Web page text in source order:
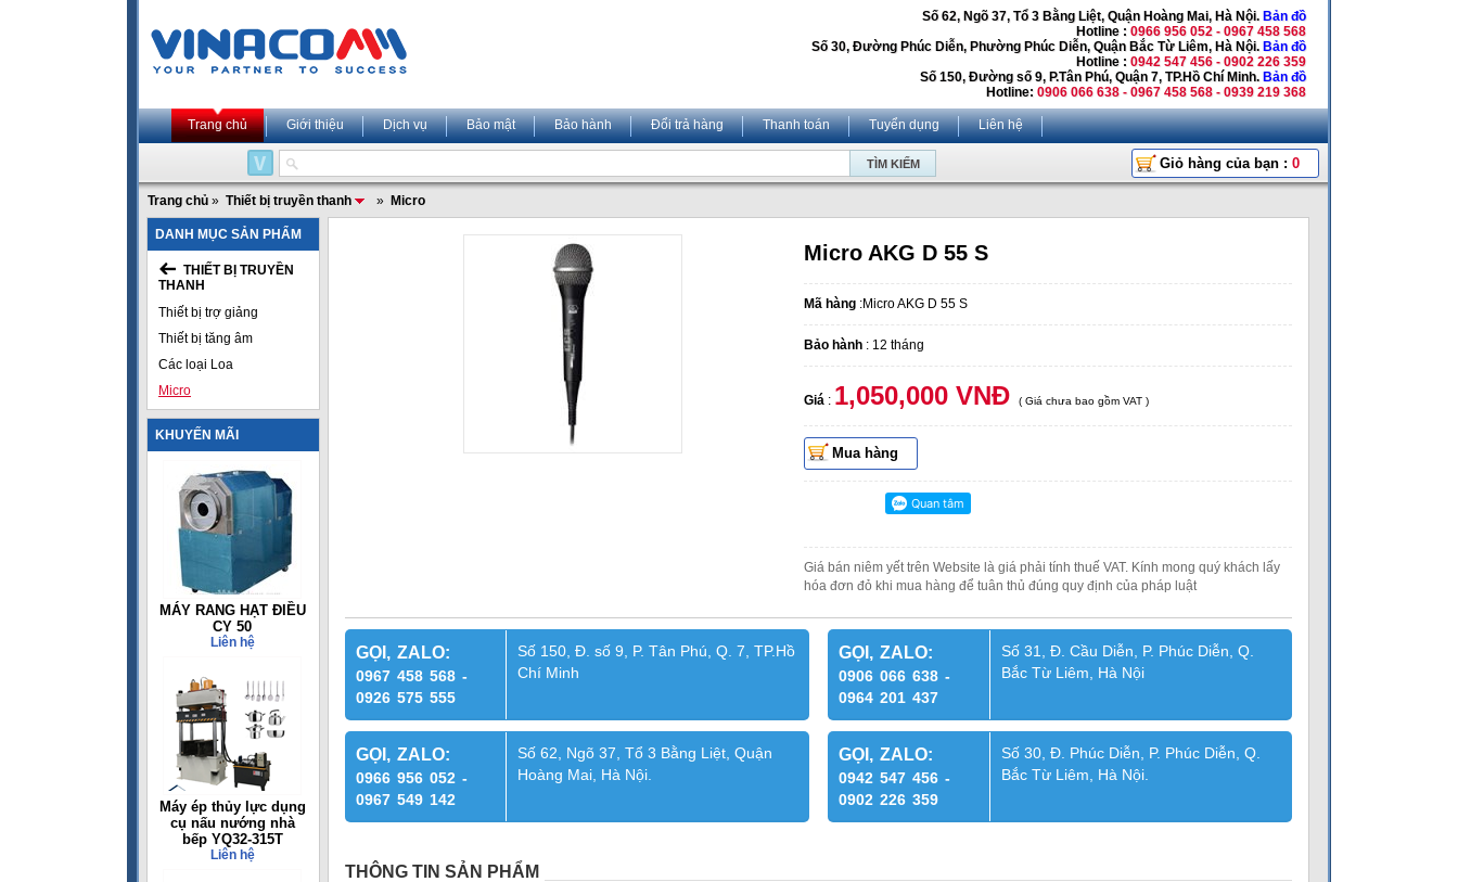
Số 62, Ngõ 37, Tổ 3 Bằng Liệt, Quận Hoàng Mai, Hà Nội. Bản đồ
Hotline : 0966 956 052 - 0967 458 568
Số 30, Đường Phúc Diễn, Phường Phúc Diễn, Quận Bắc Từ Liêm, Hà Nội. Bản đồ
Hotline : 0942 547 456 - 0902 226 359
Số 150, Đường số 9, P.Tân Phú, Quận 7, TP.Hồ Chí Minh. Bản đồ
Hotline: 0906 066 638 - 0967 458 568 - 0939 219 368
Trang chủ Giới thiệu Dịch vụ Bảo mật Bảo hành Đổi trả hàng Thanh toán Tuyển dụng Liên hệ
Giỏ hàng của bạn : 0
Trang chủ » Thiết bị truyền thanh » Micro
DANH MỤC SẢN PHẨM
THIẾT BỊ TRUYỀN
THANH
Thiết bị trợ giảng
Thiết bị tăng âm
Các loại Loa
Micro
KHUYẾN MÃI
MÁY RANG HẠT ĐIỀU
CY 50
Liên hệ
Máy ép thủy lực dụng
cụ nấu nướng nhà
bếp YQ32-315T
Liên hệ
Micro AKG D 55 S
Mã hàng :Micro AKG D 55 S
Bảo hành : 12 tháng
Giá : 1,050,000 VNĐ ( Giá chưa bao gồm VAT )
Mua hàng
Giá bán niêm yết trên Website là giá phải tính thuế VAT. Kính mong quý khách lấy
hóa đơn đỏ khi mua hàng để tuân thủ đúng quy định của pháp luật
GỌI, ZALO:
0967 458 568 -
0926 575 555
Số 150, Đ. số 9, P. Tân Phú, Q. 7, TP.Hồ
Chí Minh
GỌI, ZALO:
0906 066 638 -
0964 201 437
Số 31, Đ. Cầu Diễn, P. Phúc Diễn, Q.
Bắc Từ Liêm, Hà Nội
GỌI, ZALO:
0966 956 052 -
0967 549 142
Số 62, Ngõ 37, Tổ 3 Bằng Liệt, Quận
Hoàng Mai, Hà Nội.
GỌI, ZALO:
0942 547 456 -
0902 226 359
Số 30, Đ. Phúc Diễn, P. Phúc Diễn, Q.
Bắc Từ Liêm, Hà Nội.
THÔNG TIN SẢN PHẨM